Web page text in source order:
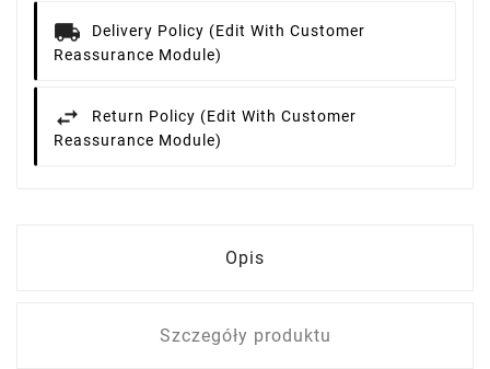
Delivery Policy (edit With Customer
Reassurance Module)
Return Policy (edit With Customer
Reassurance Module)
Opis
Szczegóły produktu